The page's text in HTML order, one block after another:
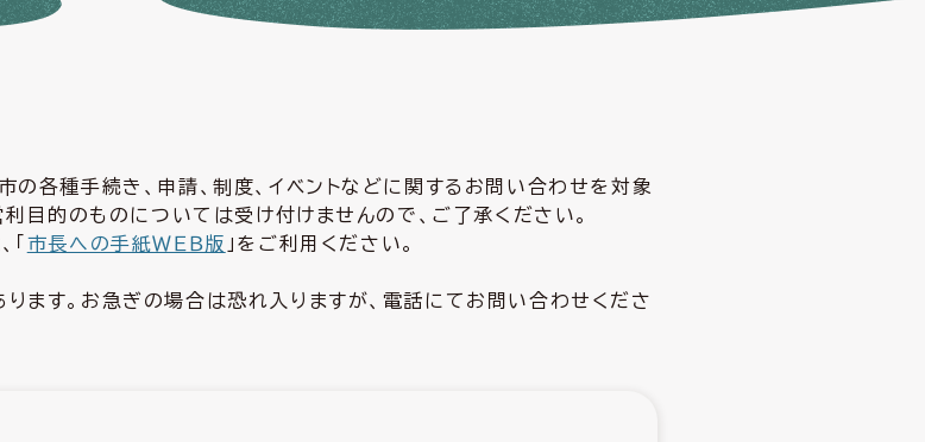
の各種手続き、申請、制度、イベントなどに関するお問い合わせを対象
目的のものについては受け付けませんので、ご了承ください。
市長への手紙ＷＥＢ版 」をご利用ください。
ます。お急ぎの場合は恐れ入りますが、電話にてお問い合わせくださ